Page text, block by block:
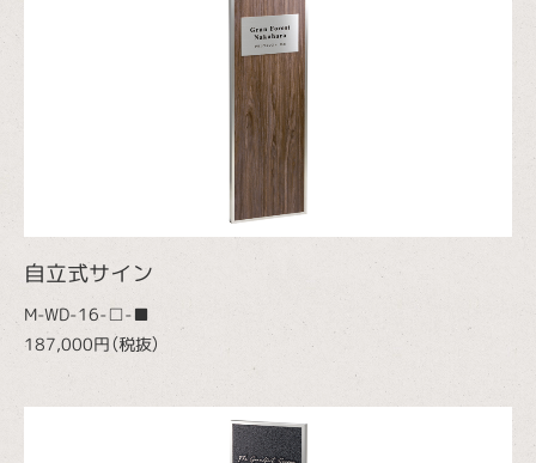
自立式サイン
M-WD-16-□-■
187,000円（税抜）